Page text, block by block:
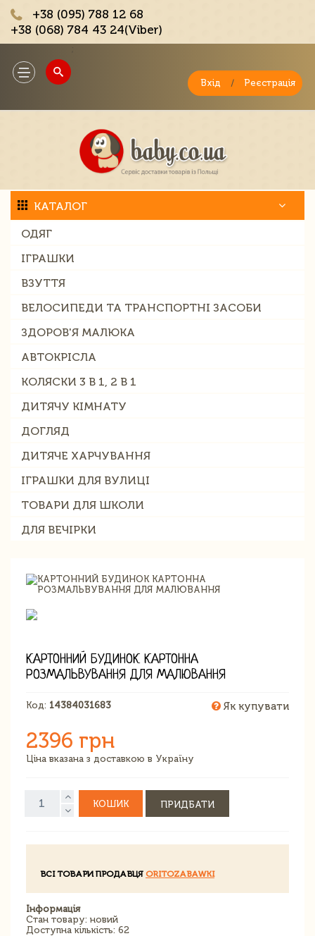
+38 (095) 788 12 68
+38 (068) 784 43 24(Viber)
Toggle
navigation
Вхід / Реєстрація
КАТАЛОГ
ОДЯГ
ІГРАШКИ
ВЗУТТЯ
ВЕЛОСИПЕДИ ТА ТРАНСПОРТНІ ЗАСОБИ
ЗДОРОВ'Я МАЛЮКА
АВТОКРІСЛА
КОЛЯСКИ 3 В 1, 2 В 1
ДИТЯЧУ КІМНАТУ
ДОГЛЯД
ДИТЯЧЕ ХАРЧУВАННЯ
ІГРАШКИ ДЛЯ ВУЛИЦІ
ТОВАРИ ДЛЯ ШКОЛИ
ДЛЯ ВЕЧІРКИ
КАРТОННИЙ БУДИНОК КАРТОННА
РОЗМАЛЬВУВАННЯ ДЛЯ МАЛЮВАННЯ
Код: 14384031683 Як купувати
2396 грн
Ціна вказана з доставкою в Україну
КОШИК ПРИДБАТИ
ВСІ ТОВАРИ ПРОДАВЦЯ ORITOZABAWKI
Інформація
Стан товару: новий
Доступна кількість: 62